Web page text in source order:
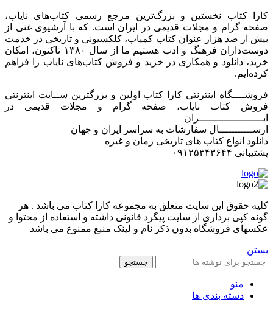
کارا کتاب نخستین و بزرگ‌ترین مرجع رسمی کتاب‌های نایاب،
صفحه گرام و مجلات قدیمی در ایران است. که با آرشیوی غنی از
بیش از صد هزار عنوان کتاب کمیاب، کلکسیونی و تاریخی در خدمت
دوست‌داران فرهنگ و ادب هستیم ما از سال ۱۳۸۰ تاکنون، امکان
خرید، دانلود و همکاری در خرید و فروش کتاب‌های نایاب را فراهم
کرده‌ایم.
فروشــــگاه اینترنتی کارا کتاب اولین و بزرگترین ســایت اینترنتی
فروش کتاب نایاب، صفحه گرام و مجلات قدیمی در
ایـــــــــــــــــــــران
ارســـــــــــال سفارشات به سراسر ایران و جهان
دانلود انواع کتاب های تاریخی رمان و غیره
پشتیبانی ۰۹۱۲۵۳۴۳۶۴۴
کليه حقوق اين سايت متعلق به مجموعه کارا کتاب می باشد . هر
گونه کپی برداری از سایت پیگرد قانونی داشته و استفاده از محتوا و
عکسهای فروشگاه بدون ذکر نام و لینک منبع ممنوع می باشد
بستن
جستجو
منو
دسته بندی ها